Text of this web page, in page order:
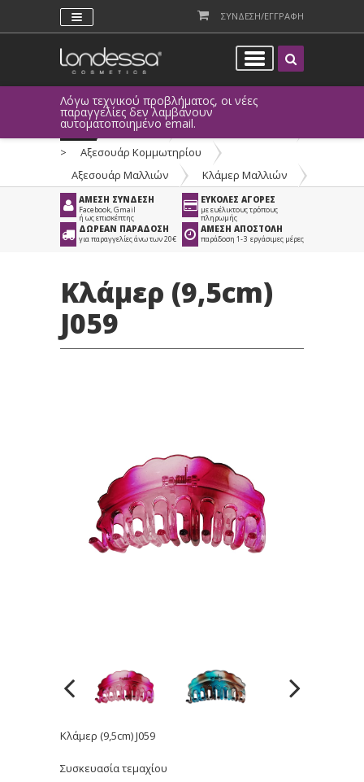
ΣΥΝΔΕΣΗ/ΕΓΓΡΑΦΗ
Λόγω τεχνικού προβλήματος, οι νέες
παραγγελίες δεν λαμβάνουν
αυτοματοποιημένο email.
Προϊόντα >
Είδη Κομμωτηρίου
>
Αξεσουάρ Κομμωτηρίου
>
Αξεσουάρ Μαλλιών
> Κλάμερ Μαλλιών
ΑΜΕΣΗ ΣΥΝΔΕΣΗ
Facebook, Gmail
ή ως επισκέπτης
ΕΥΚΟΛΕΣ ΑΓΟΡΕΣ
με ευέλικτους τρόπους
πληρωμής
ΔΩΡΕΑΝ ΠΑΡΑΔΟΣΗ
για παραγγελίες άνω των 20€
ΑΜΕΣΗ ΑΠΟΣΤΟΛΗ
παράδοση 1-3 εργάσιμες μέρες
Κλάμερ (9,5cm)
J059
Κλάμερ (9,5cm) J059
Συσκευασία τεμαχίου